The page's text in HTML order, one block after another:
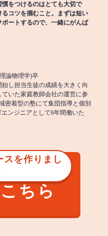
をつけるのはとても大切で
コツを掴むこと。まずは短い
ートするので、一緒にがんば
論物理学)卒
し担当生徒の成績を大きく向
いた家庭教師会社の運営に参
密着型の塾にて集団指導と個別
ンジニアとして6年間働いた
スを作りまし
ちら